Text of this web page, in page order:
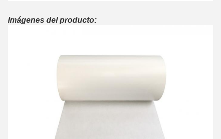
Imágenes del producto: